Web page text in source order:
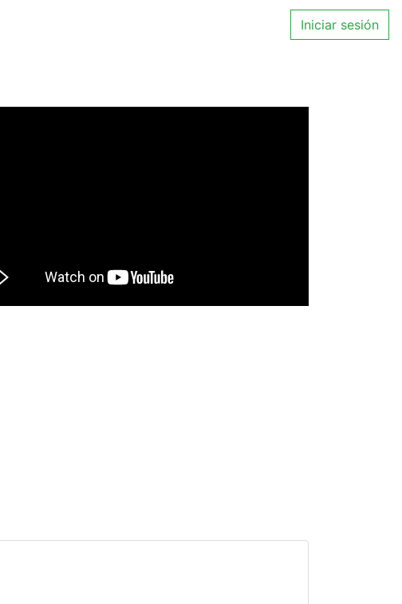
Iniciar sesión